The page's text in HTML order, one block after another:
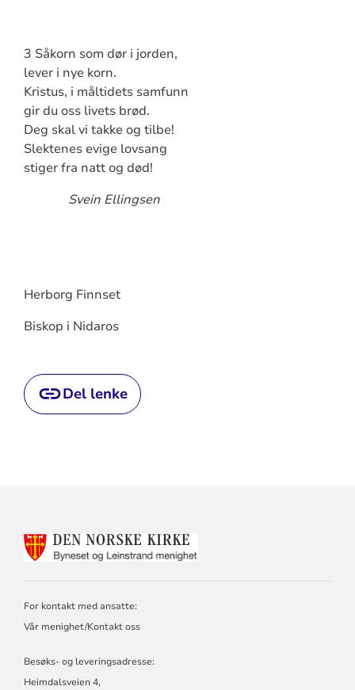
3 Såkorn som dør i jorden,
lever i nye korn.
Kristus, i måltidets samfunn
gir du oss livets brød.
Deg skal vi takke og tilbe!
Slektenes evige lovsang
stiger fra natt og død!
Svein Ellingsen
Herborg Finnset
Biskop i Nidaros
Del lenke
FOR
For kontakt med ansatte:
Vår menighet/Kontakt oss
Besøks- og leveringsadresse:
Heimdalsveien 4,